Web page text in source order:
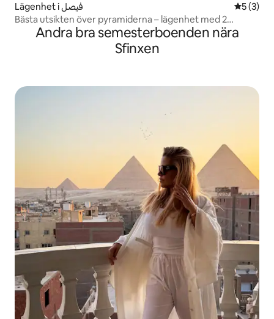
Lägenhet i فيصل 5 av 5 i
5 (3)
Bästa utsikten över pyramiderna – lägenhet med 2
sovrumAndra bra semesterboenden nära
Sfinxen